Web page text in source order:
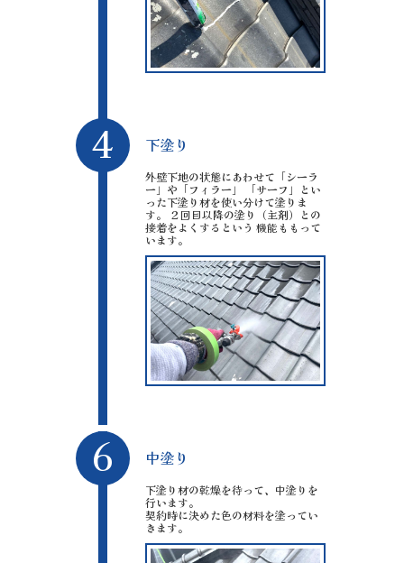
4 下塗り
外壁下地の状態にあわせて「シーラ
ー」や「フィラー」 「サーフ」とい
った下塗り材を使い分けて塗りま
す。 ２回目以降の塗り（主剤）との
接着をよくするという 機能ももって
います。
6 中塗り
下塗り材の乾燥を待って、中塗りを
行います。
契約時に決めた色の材料を塗ってい
きます。